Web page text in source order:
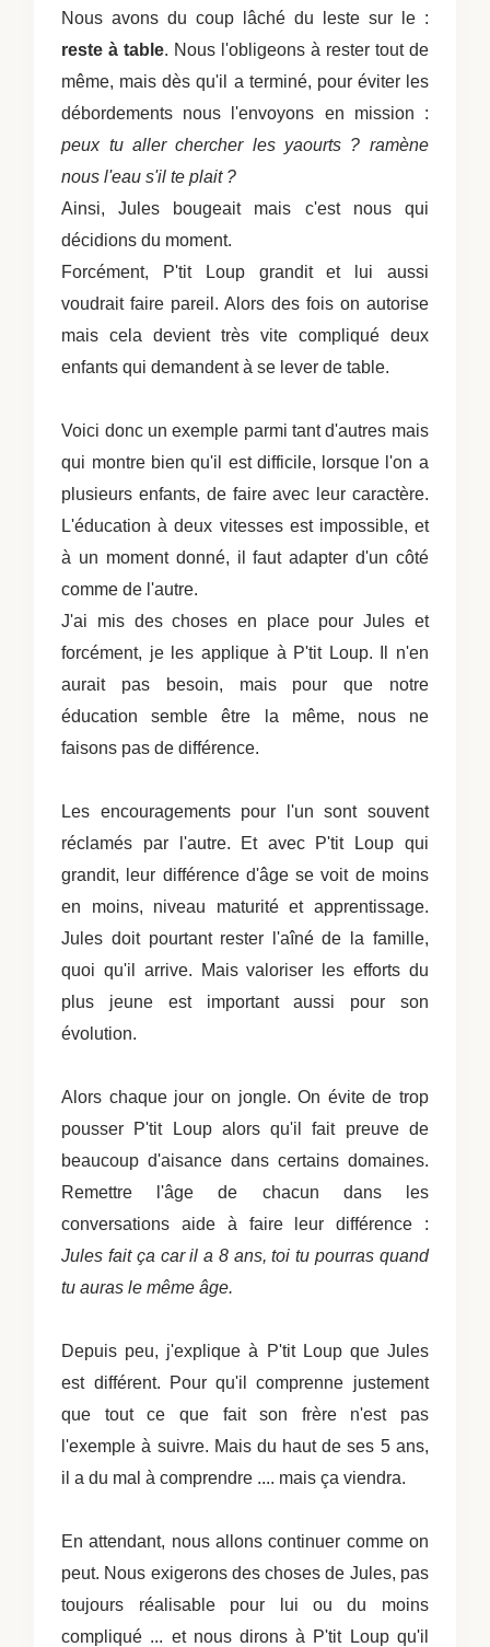
Nous avons du coup lâché du leste sur le :
reste à table. Nous l'obligeons à rester tout de
même, mais dès qu'il a terminé, pour éviter les
débordements nous l'envoyons en mission :
peux tu aller chercher les yaourts ? ramène
nous l'eau s'il te plait ?
Ainsi, Jules bougeait mais c'est nous qui
décidions du moment.
Forcément, P'tit Loup grandit et lui aussi
voudrait faire pareil. Alors des fois on autorise
mais cela devient très vite compliqué deux
enfants qui demandent à se lever de table.
Voici donc un exemple parmi tant d'autres mais
qui montre bien qu'il est difficile, lorsque l'on a
plusieurs enfants, de faire avec leur caractère.
L'éducation à deux vitesses est impossible, et
à un moment donné, il faut adapter d'un côté
comme de l'autre.
J'ai mis des choses en place pour Jules et
forcément, je les applique à P'tit Loup. Il n'en
aurait pas besoin, mais pour que notre
éducation semble être la même, nous ne
faisons pas de différence.
Les encouragements pour l'un sont souvent
réclamés par l'autre. Et avec P'tit Loup qui
grandit, leur différence d'âge se voit de moins
en moins, niveau maturité et apprentissage.
Jules doit pourtant rester l'aîné de la famille,
quoi qu'il arrive. Mais valoriser les efforts du
plus jeune est important aussi pour son
évolution.
Alors chaque jour on jongle. On évite de trop
pousser P'tit Loup alors qu'il fait preuve de
beaucoup d'aisance dans certains domaines.
Remettre l'âge de chacun dans les
conversations aide à faire leur différence :
Jules fait ça car il a 8 ans, toi tu pourras quand
tu auras le même âge.
Depuis peu, j'explique à P'tit Loup que Jules
est différent. Pour qu'il comprenne justement
que tout ce que fait son frère n'est pas
l'exemple à suivre. Mais du haut de ses 5 ans,
il a du mal à comprendre .... mais ça viendra.
En attendant, nous allons continuer comme on
peut. Nous exigerons des choses de Jules, pas
toujours réalisable pour lui ou du moins
compliqué ... et nous dirons à P'tit Loup qu'il